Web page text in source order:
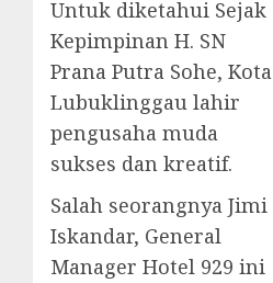
Untuk diketahui Sejak
Kepimpinan H. SN
Prana Putra Sohe, Kota
Lubuklinggau lahir
pengusaha muda
sukses dan kreatif.
Salah seorangnya Jimi
Iskandar, General
Manager Hotel 929 ini